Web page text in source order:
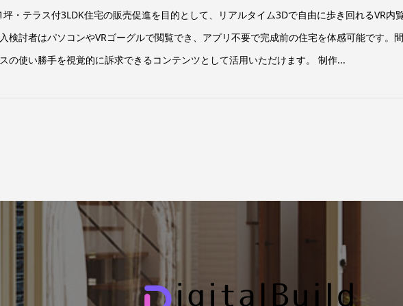
・テラス付3LDK住宅の販売促進を目的として、リアルタイム3Dで自由に歩き回れるVR内
検討者はパソコンやVRゴーグルで閲覧でき、アプリ不要で完成前の住宅を体感可能です。
の使い勝手を視覚的に訴求できるコンテンツとして活用いただけます。 制作...